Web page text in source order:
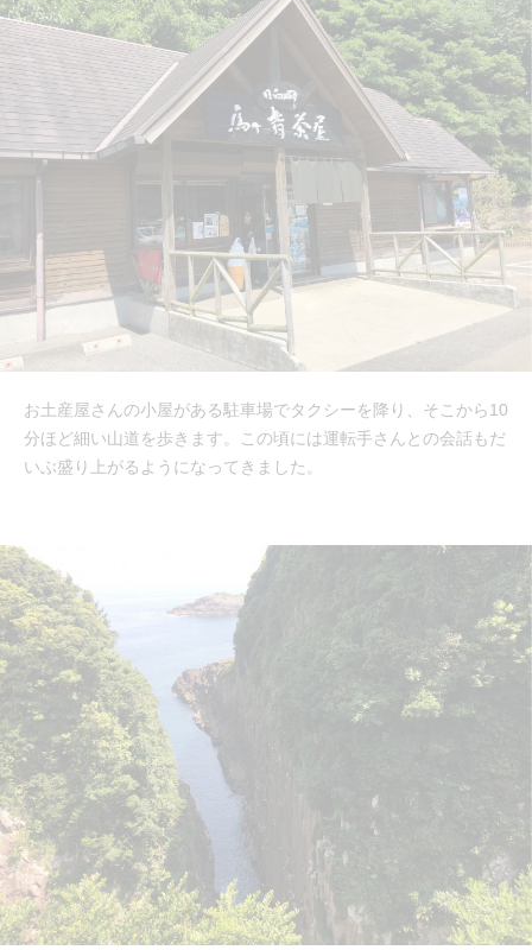
お土産屋さんの小屋がある駐車場でタクシーを降り、そこから10
分ほど細い山道を歩きます。この頃には運転手さんとの会話もだ
いぶ盛り上がるようになってきました。